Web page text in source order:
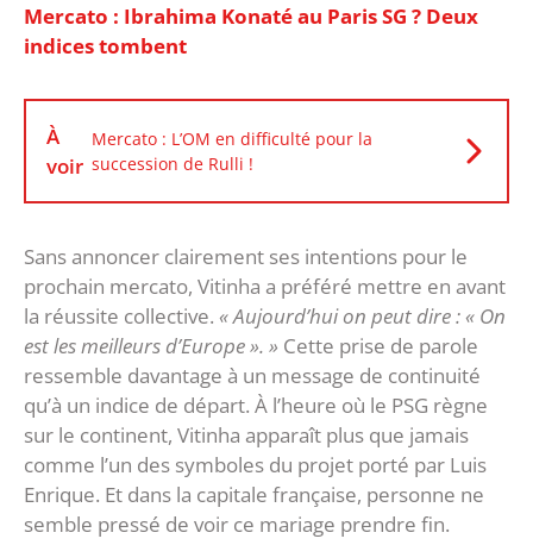
Mercato : Ibrahima Konaté au Paris SG ? Deux
indices tombent
À
voir
Mercato : L’OM en difficulté pour la
succession de Rulli !
Sans annoncer clairement ses intentions pour le
prochain mercato, Vitinha a préféré mettre en avant
la réussite collective. « Aujourd’hui on peut dire : « On
est les meilleurs d’Europe ». » ‎Cette prise de parole
ressemble davantage à un message de continuité
qu’à un indice de départ. À l’heure où le PSG règne
sur le continent, Vitinha apparaît plus que jamais
comme l’un des symboles du projet porté par Luis
Enrique. Et dans la capitale française, personne ne
semble pressé de voir ce mariage prendre fin.